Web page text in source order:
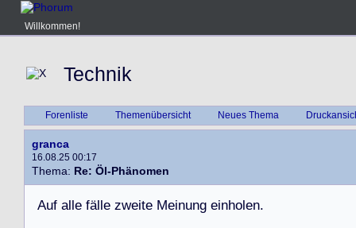
Willkommen!
Technik
Forenliste Themenübersicht Neues Thema
granca
16.08.25 00:17
Thema: Re: Öl-Phänomen
Auf alle fälle zweite Meinung einholen.